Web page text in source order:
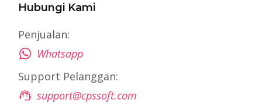
Hubungi Kami
Penjualan:
Whatsapp
Support Pelanggan:
support@cpssoft.com